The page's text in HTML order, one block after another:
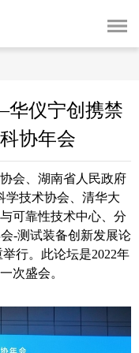
仪宁创携禁
协年会
会、湖南省人民政府
学技术协会、清华大
可靠性技术中心、分
-测试装备创新发展论
行。此论坛是2022年
次盛会。